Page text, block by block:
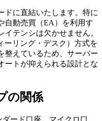
ドに直結いたします。特に
自動売買（EA）を利用す
テンシは欠かせません。
ーリング・デスク）方式を
整えているため、サーバー
ートが抑えられる設計とな
の関係
ード口座、マイクロ口